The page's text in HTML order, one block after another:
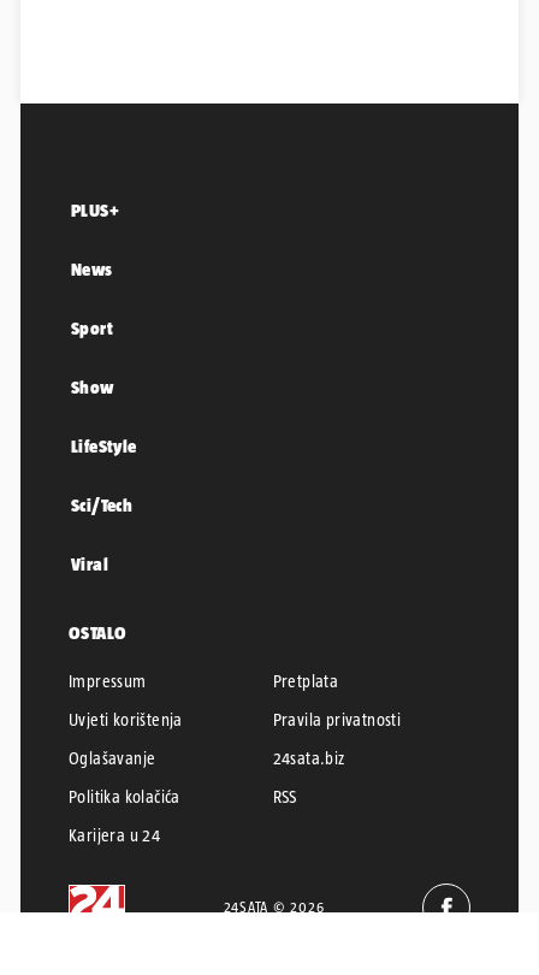
PLUS+
News
Sport
Show
LifeStyle
Sci/Tech
Viral
OSTALO
Impressum
Pretplata
Uvjeti korištenja
Pravila privatnosti
Oglašavanje
24sata.biz
Politika kolačića
RSS
Karijera u 24
24SATA © 2026